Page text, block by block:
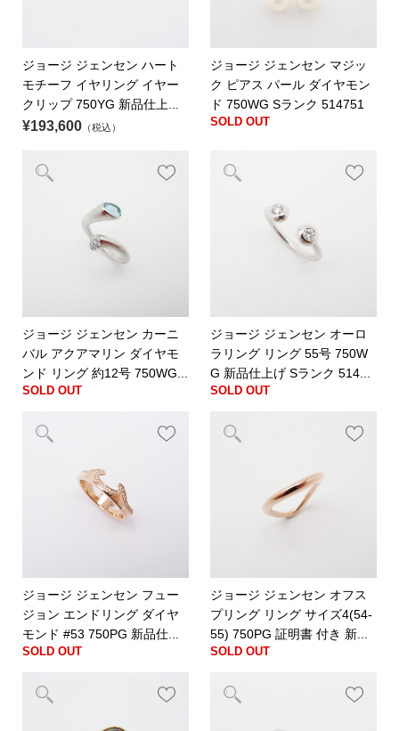
ジョージ ジェンセン ハート
モチーフ イヤリング イヤー
クリップ 750YG 新品仕上...
¥193,600（税込）
ジョージ ジェンセン マジッ
ク ピアス パール ダイヤモン
ド 750WG Sランク 514751
SOLD OUT
ジョージ ジェンセン カーニ
バル アクアマリン ダイヤモ
ンド リング 約12号 750WG...
SOLD OUT
ジョージ ジェンセン オーロ
ラリング リング 55号 750W
G 新品仕上げ Sランク 514...
SOLD OUT
ジョージ ジェンセン フュー
ジョン エンドリング ダイヤ
モンド #53 750PG 新品仕...
SOLD OUT
ジョージ ジェンセン オフス
プリング リング サイズ4(54-
55) 750PG 証明書 付き 新...
SOLD OUT